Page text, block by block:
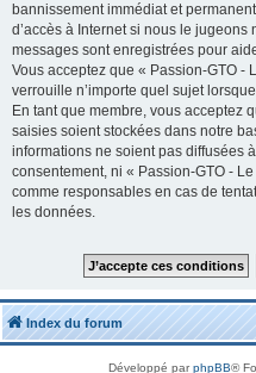
bannissement immédiat et
d’accès à Internet si nous le
messages sont enregistrées pour
Vous acceptez que « Passion-GTO -
verrouille n’importe quel sujet
En tant que membre, vous acceptez
saisies soient stockées dans notre
informations ne soient pas diffusées
consentement, ni « Passion-GTO -
comme responsables en cas de
les données.
Index du forum
Développé parphpBB®